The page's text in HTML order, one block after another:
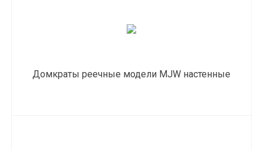
Домкраты реечные модели MJW настенные